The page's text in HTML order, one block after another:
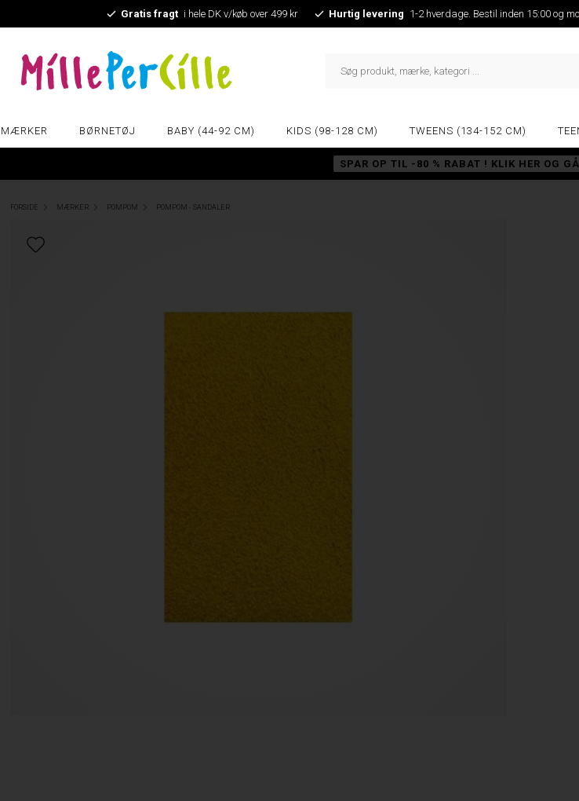
Gratis fragt i hele DK v/køb over 499 kr Hurtig levering 1-2 hverdage. Bestil inden 15:00 og
MÆRKER BØRNETØJ BABY (44-92 CM) KIDS (98-128 CM) TWEENS (134-152 CM)
SPAR OP TIL -80 % RABAT ! KLIK HER OG
FORSIDE MÆRKER POMPOM POMPOM - SANDALER